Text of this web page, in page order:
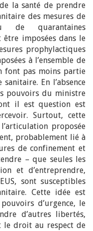
la santé de prendre
des mesures de
de quarantaines
imposées dans le
prophylactiques
à l’ensemble de
font pas moins partie
En l’absence
pouvoirs du ministre
il est question est
Surtout, cette
proposée
probablement lié à
de confinement et
– que seules les
et d’entreprendre,
sont susceptibles
Cette idée est
d’urgence, le
d’autres libertés,
droit au respect de